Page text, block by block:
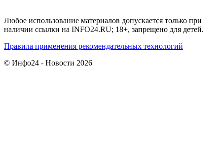
Любое использование материалов допускается только при
наличии ссылки на INFO24.RU; 18+, запрещено для детей.
Правила применения рекомендательных технологий
© Инфо24 - Новости 2026